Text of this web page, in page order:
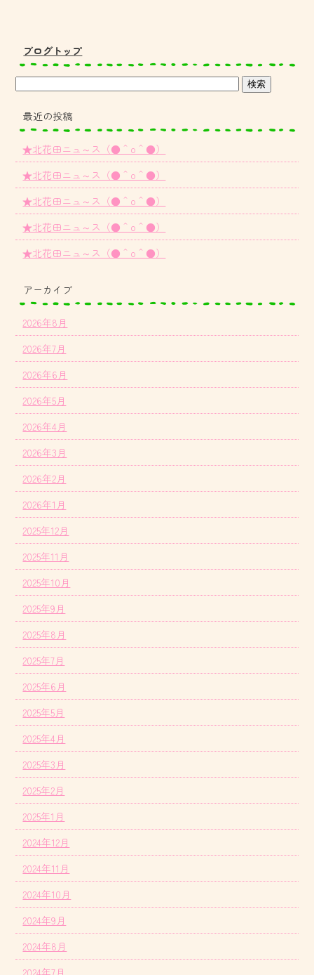
ブログトップ
最近の投稿
★北花田ニュ～ス（●＾o＾●）
★北花田ニュ～ス（●＾o＾●）
★北花田ニュ～ス（●＾o＾●）
★北花田ニュ～ス（●＾o＾●）
★北花田ニュ～ス（●＾o＾●）
アーカイブ
2026年8月
2026年7月
2026年6月
2026年5月
2026年4月
2026年3月
2026年2月
2026年1月
2025年12月
2025年11月
2025年10月
2025年9月
2025年8月
2025年7月
2025年6月
2025年5月
2025年4月
2025年3月
2025年2月
2025年1月
2024年12月
2024年11月
2024年10月
2024年9月
2024年8月